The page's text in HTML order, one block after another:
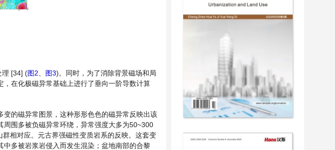
理 ‎[34] (图2 图3)。同时，为了消除背景磁场和局
在化极磁异常基础上进行了垂向一阶导数计算
的磁异常图景，这种形形色色的磁异常反映出该
围多被负磁异常环绕，异常强度大多为50~300
相对应。元古界强磁性变质岩系的反映。这套变
多被岩浆岩侵入而发生混染；盆地南部的合黎